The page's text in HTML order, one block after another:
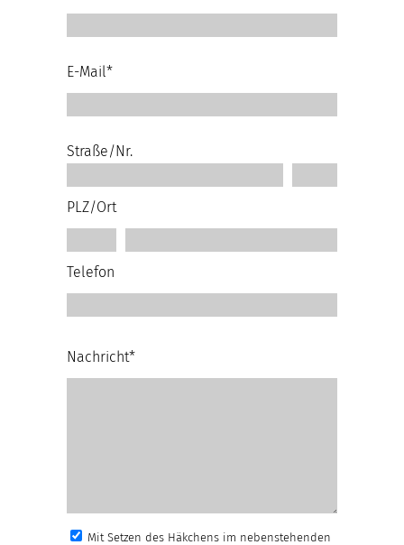
E-Mail*
Straße/Nr.
PLZ/Ort
Telefon
Nachricht*
Mit Setzen des Häkchens im nebenstehenden